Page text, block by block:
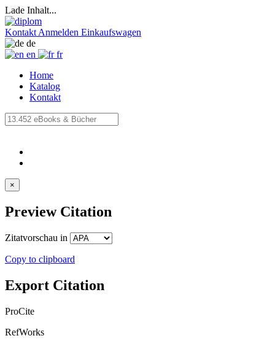
Lade Inhalt...
Kontakt Anmelden Einkaufswagen
de
en
fr
Home
Katalog
Kontakt
×
Preview Citation
Zitatvorschau in
Copy to clipboard
Export Citation
ProCite
RefWorks